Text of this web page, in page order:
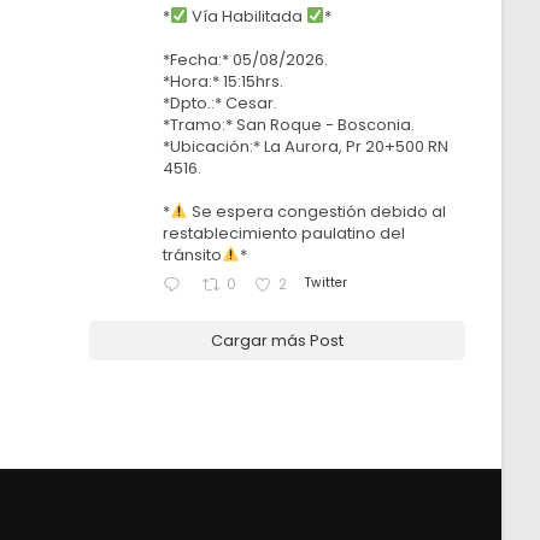
* Vía Habilitada
*
*Fecha:* 05/08/2026.
*Hora:* 15:15hrs.
*Dpto.:* Cesar.
*Tramo:* San Roque - Bosconia.
*Ubicación:* La Aurora, Pr 20+500 RN
4516.
*
Se espera congestión debido al
restablecimiento paulatino del
tránsito
*
0 2 Twitter
Cargar más Post